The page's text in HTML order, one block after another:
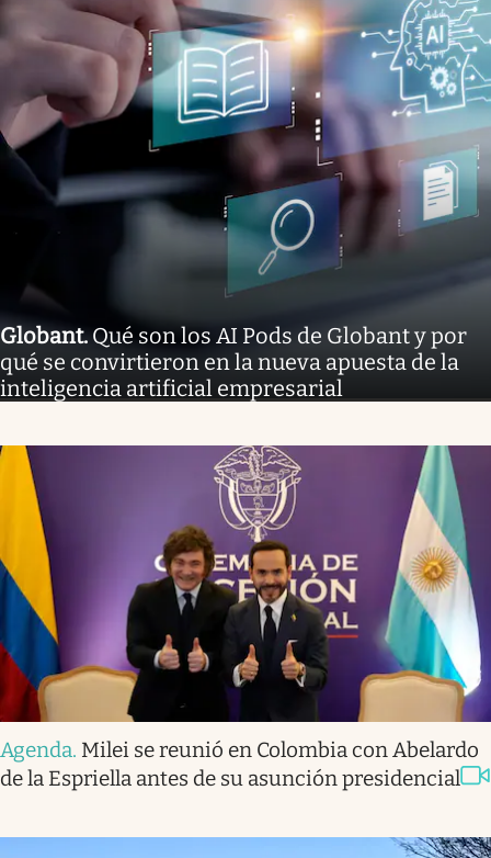
Globant.Qué son los AI Pods de Globant y por
qué se convirtieron en la nueva apuesta de la
inteligencia artificial empresarial
Agenda. Milei se reunió en Colombia con Abelardo
de la Espriella antes de su asunción presidencial